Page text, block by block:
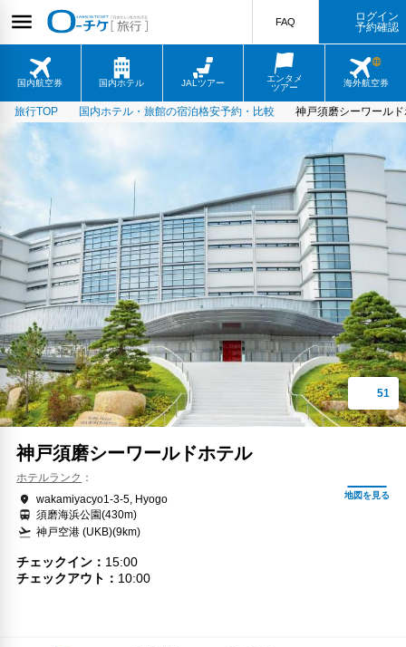
国内航空券 国内ホテル JALツアー
エンタメ
ツアー
海外航空券
FAQ
ログイン
予約確認
旅行TOP 国内ホテル・旅館の宿泊格安予約・比較 神戸須磨シーワール
神戸須磨シーワールドホテル
ホテルランク
wakamiyacyo1-3-5, Hyogo
須磨海浜公園(430m)
神戸空港 (UKB)(9km)
チェックイン
15:00
チェックアウト
10:00